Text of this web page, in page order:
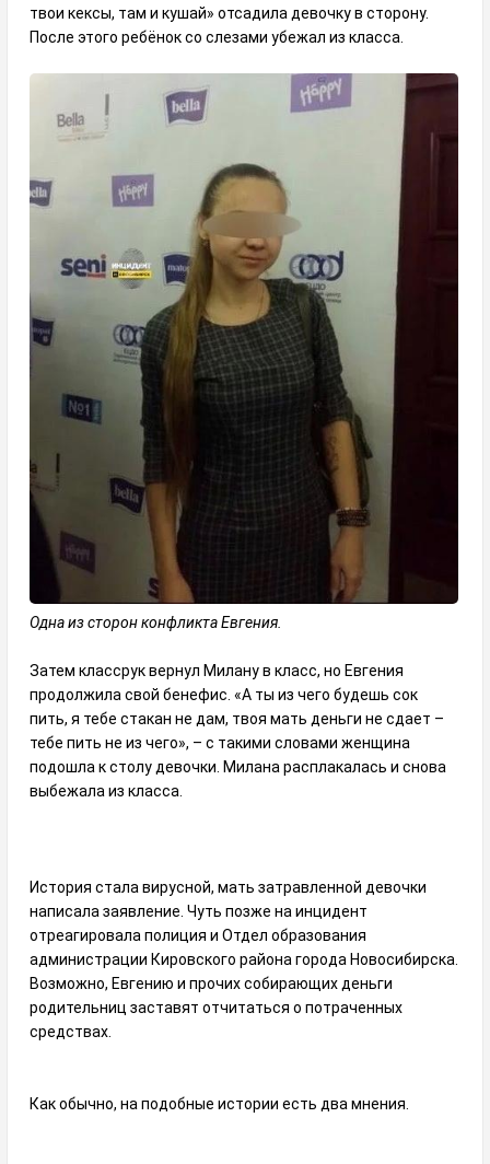
твои кексы, там и кушай» отсадила девочку в сторону.
После этого ребёнок со слезами убежал из класса.
Одна из сторон конфликта Евгения.
Затем классрук вернул Милану в класс, но Евгения
продолжила свой бенефис. «А ты из чего будешь сок
пить, я тебе стакан не дам, твоя мать деньги не сдает –
тебе пить не из чего», – с такими словами женщина
подошла к столу девочки. Милана расплакалась и снова
выбежала из класса.
История стала вирусной, мать затравленной девочки
написала заявление. Чуть позже на инцидент
отреагировала полиция и Отдел образования
администрации Кировского района города Новосибирска.
Возможно, Евгению и прочих собирающих деньги
родительниц заставят отчитаться о потраченных
средствах.
Как обычно, на подобные истории есть два мнения.